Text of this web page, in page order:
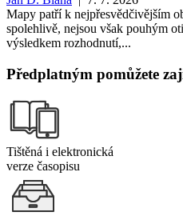
Mapy patří k nejpřesvědčivějším
spolehlivě, nejsou však pouhým
výsledkem rozhodnutí,...
Předplatným pomůžete
Tištěná i elektronická
verze časopisu